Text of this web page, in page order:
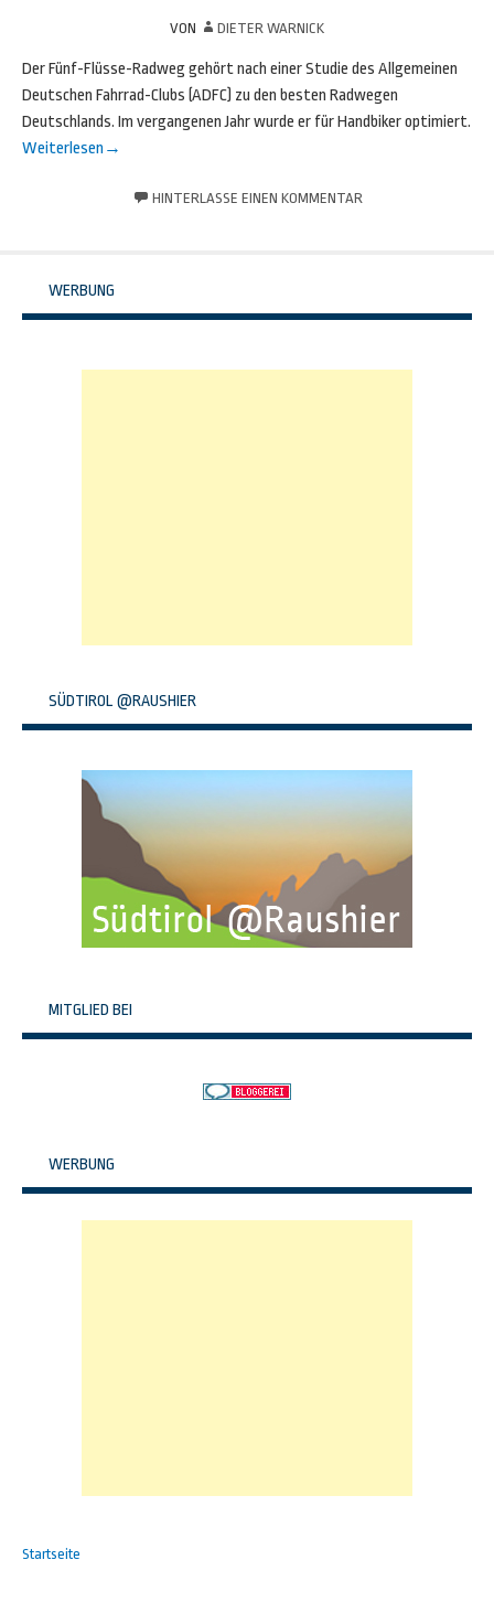
VON DIETER WARNICK
Der Fünf-Flüsse-Radweg gehört nach einer Studie des Allgemeinen
Deutschen Fahrrad-Clubs (ADFC) zu den besten Radwegen
Deutschlands. Im vergangenen Jahr wurde er für Handbiker optimiert.
Weiterlesen →
HINTERLASSE EINEN KOMMENTAR
WERBUNG
SÜDTIROL @RAUSHIER
MITGLIED BEI
WERBUNG
Startseite